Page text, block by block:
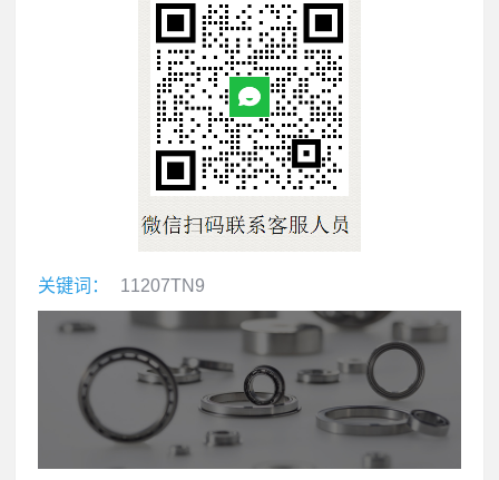
关键词： 11207TN9